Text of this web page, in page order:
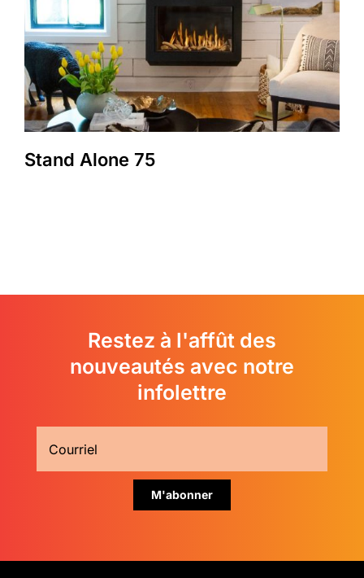
Stand Alone 75
Restez à l'affût des
nouveautés avec notre
infolettre